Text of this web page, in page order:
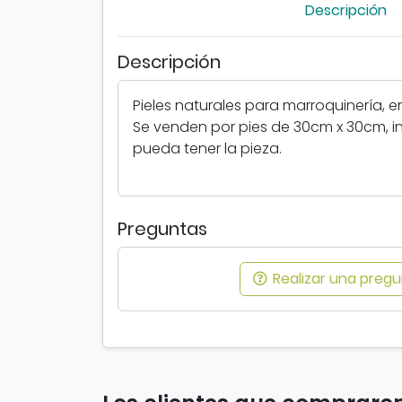
Descripción
Descripción
Pieles naturales para marroquinería,
Se venden por pies de 30cm x
pueda tener la pieza.
Preguntas
Realizar una